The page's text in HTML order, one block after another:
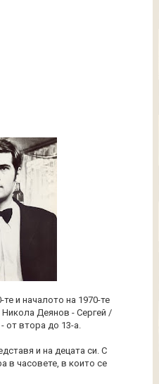
и началото на 1970-те
Деянов - Сергей /
от втора до 13-а.
и на децата си. С
в часовете, в които се